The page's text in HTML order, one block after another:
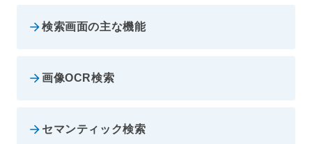
検索画面の主な機能
画像OCR検索
セマンティック検索